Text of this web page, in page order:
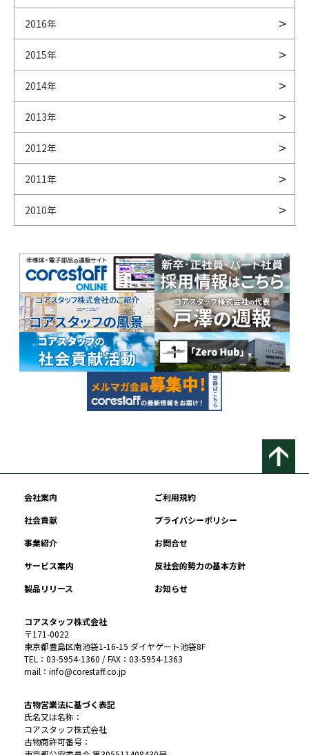
2016年
2015年
2014年
2013年
2012年
2011年
2010年
会社案内
ご利用規約
社会貢献
プライバシーポリシー
事業紹介
お問合せ
サービス案内
反社会的勢力の基本方針
製品リリース
お知らせ
コアスタッフ株式会社
〒171-0022
東京都豊島区南池袋1-16-15 ダイヤゲート池袋8F
TEL：03-5954-1360 / FAX：03-5954-1363
mail：info@corestaff.co.jp
古物営業法に基づく表記
氏名又は名称：
コアスタッフ株式会社
古物商許可番号：